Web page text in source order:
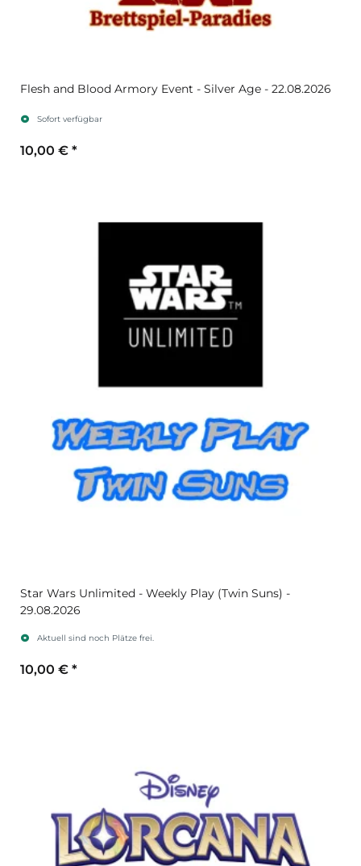
Flesh and Blood Armory Event - Silver Age - 22.08.2026
Sofort verfügbar
10,00 € *
Star Wars Unlimited - Weekly Play (Twin Suns) -
29.08.2026
Aktuell sind noch Plätze frei.
10,00 € *